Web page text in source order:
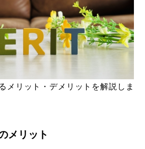
メリット・デメリットを解説しま
メリット